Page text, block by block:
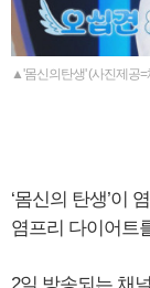
▲'몸신의탄생' (사진제공=
‘몸신의 탄생’이
염프리 다이어트